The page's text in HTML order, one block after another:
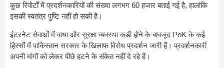
कुछ रिपोर्टों में प्रदर्शनकारियों की संख्या लगभग 60 हजार बताई गई है, हालांकि
इसकी स्वतंत्र पुष्टि नहीं हो सकी है।
इंटरनेट सेवाओं में बाधा और सुरक्षा व्यवस्था कड़ी होने के बावजूद PoK के कई
हिस्सों में पाकिस्तान सरकार के खिलाफ विरोध प्रदर्शन जारी हैं। प्रदर्शनकारी
अपनी मांगों को लेकर पीछे हटने के संकेत नहीं दे रहे हैं।